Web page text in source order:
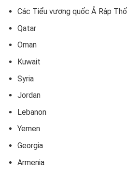
Các Tiểu vương quốc Ả Rập
Qatar
Oman
Kuwait
Syria
Jordan
Lebanon
Yemen
Georgia
Armenia